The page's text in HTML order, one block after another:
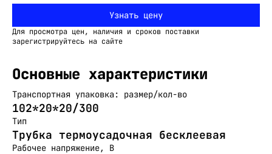
Узнать цену
Для просмотра цен, наличия и сроков поставки
зарегистрируйтесь на сайте
Основные характеристики
Транспортная упаковка: размер/кол-во
102*20*20/300
Тип
Трубка термоусадочная бесклеевая
Рабочее напряжение, В